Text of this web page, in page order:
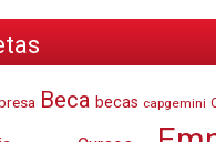
Beca becas capgemini